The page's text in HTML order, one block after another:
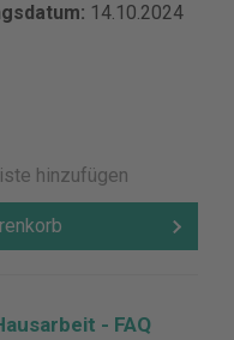
14.10.2024
hinzufügen
- FAQ